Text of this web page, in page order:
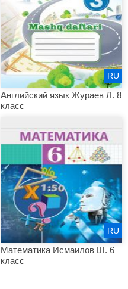
Английский язык Жураев Л. 8
класс
RU
Математика Исмаилов Ш. 6
класс
RU